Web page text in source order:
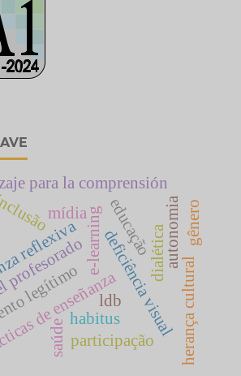
educação
deficiência visual
e-learning
de enseñanza
para la comprensión
reflexiva
habitus herança cultural
legítimo
saúde participação
dialéticaautonomia
ldb
gênero
mídia